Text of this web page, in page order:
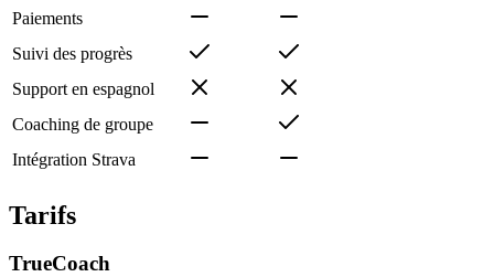
Paiements
Suivi des progrès
Support en espagnol
Coaching de groupe
Intégration Strava
Tarifs
TrueCoach